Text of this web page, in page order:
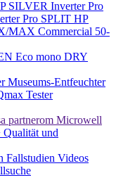
SILVER Inverter Pro
Pro SPLIT HP
MAX Commercial 50-
Eco mono DRY
Museums-Entfeuchter
Tester
partnerom Microwell
Qualität und
Fallstudien Videos